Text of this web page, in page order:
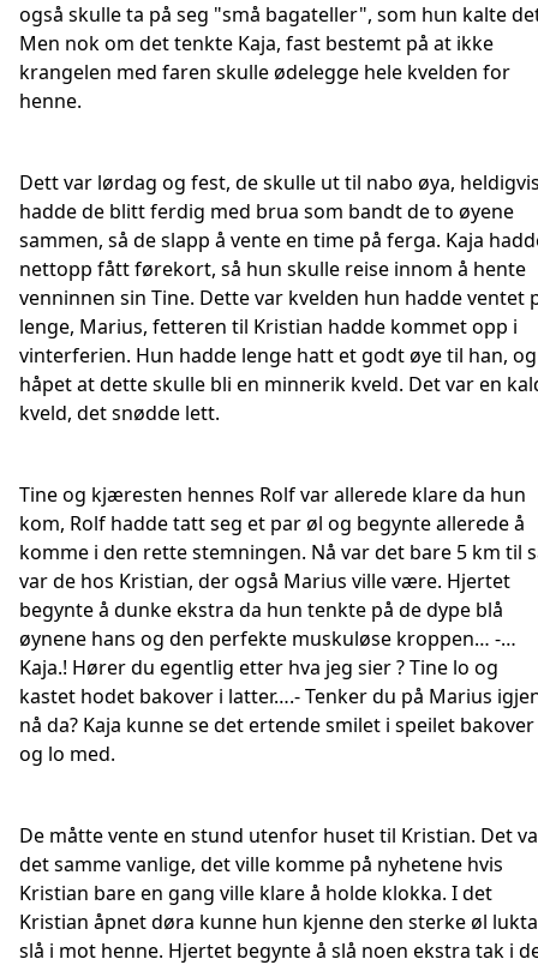
også skulle ta på seg "små bagateller", som hun kalte
Men nok om det tenkte Kaja, fast bestemt på at ikke
krangelen med faren skulle ødelegge hele kvelden for
henne.
Dett var lørdag og fest, de skulle ut til nabo øya,
hadde de blitt ferdig med brua som bandt de to øyene
sammen, så de slapp å vente en time på ferga. Kaja
nettopp fått førekort, så hun skulle reise innom å hente
venninnen sin Tine. Dette var kvelden hun hadde ventet
lenge, Marius, fetteren til Kristian hadde kommet opp i
vinterferien. Hun hadde lenge hatt et godt øye til han, og
håpet at dette skulle bli en minnerik kveld. Det var en
kveld, det snødde lett.
Tine og kjæresten hennes Rolf var allerede klare da hun
kom, Rolf hadde tatt seg et par øl og begynte allerede å
komme i den rette stemningen. Nå var det bare 5 km til
var de hos Kristian, der også Marius ville være. Hjertet
begynte å dunke ekstra da hun tenkte på de dype blå
øynene hans og den perfekte muskuløse kroppen… -…
Kaja.! Hører du egentlig etter hva jeg sier ? Tine lo og
kastet hodet bakover i latter….- Tenker du på Marius
nå da? Kaja kunne se det ertende smilet i speilet bakover
og lo med.
De måtte vente en stund utenfor huset til Kristian. Det
det samme vanlige, det ville komme på nyhetene hvis
Kristian bare en gang ville klare å holde klokka. I det
Kristian åpnet døra kunne hun kjenne den sterke øl lukta
slå i mot henne. Hjertet begynte å slå noen ekstra tak i